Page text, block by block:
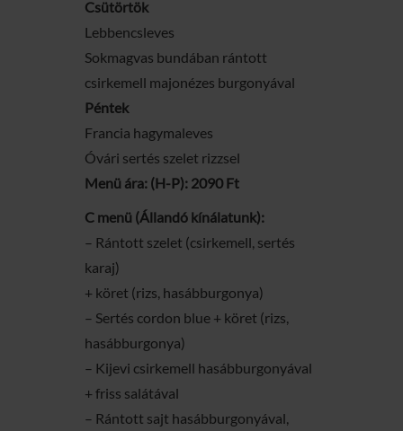
Csütörtök
Lebbencsleves
Sokmagvas bundában rántott
csirkemell majonézes burgonyával
Péntek
Francia hagymaleves
Óvári sertés szelet rizzsel
Menü ára: (H-P): 2090 Ft
C menü (Állandó kínálatunk):
– Rántott szelet (csirkemell, sertés
karaj)
+ köret (rizs, hasábburgonya)
– Sertés cordon blue + köret (rizs,
hasábburgonya)
– Kijevi csirkemell hasábburgonyával
+ friss salátával
– Rántott sajt hasábburgonyával,